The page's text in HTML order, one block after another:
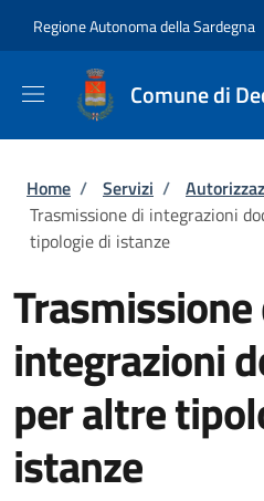
Regione Autonoma della Sardegna
Comune di
Briciole di pane
Home / Servizi /
Trasmissione di integrazioni
tipologie di istanze
Trasmissione
integrazioni
per altre
istanze